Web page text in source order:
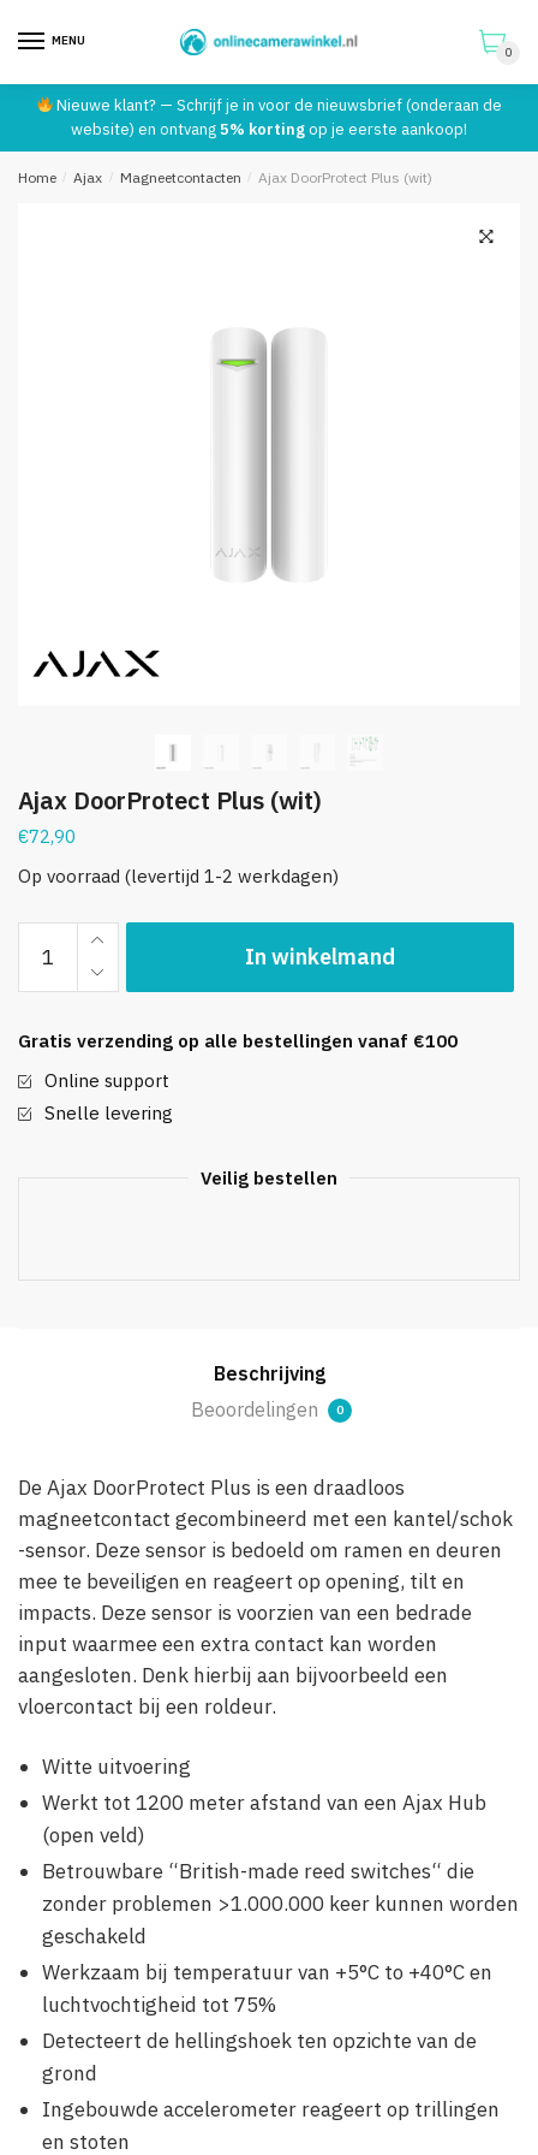
navigation
content
MENU
0
Nieuwe klant? — Schrijf je in voor de nieuwsbrief (onderaan de
website) en ontvang5% kortingop je eerste aankoop!
Home / Ajax / Magneetcontacten / Ajax DoorProtect Plus (wit)
Ajax DoorProtect Plus (wit)
€72,90
Op voorraad (levertijd 1-2 werkdagen)
DoorProtect
Plus
aantal
In winkelmand
Gratis verzending op alle bestellingen vanaf €100
Online support
Snelle levering
Veilig bestellen
Telefoonnummer:
Verstuur
Beschrijving
Beoordelingen
0
De Ajax DoorProtect Plus is een draadloos
magneetcontact gecombineerd met een kantel/schok
-sensor. Deze sensor is bedoeld om ramen en deuren
mee te beveiligen en reageert op opening, tilt en
impacts. Deze sensor is voorzien van een bedrade
input waarmee een extra contact kan worden
aangesloten. Denk hierbij aan bijvoorbeeld een
vloercontact bij een roldeur.
Witte uitvoering
Werkt tot 1200 meter afstand van een Ajax Hub
(open veld)
Betrouwbare “British-made reed switches“ die
zonder problemen >1.000.000 keer kunnen worden
geschakeld
Werkzaam bij temperatuur van +5°С to +40°С en
luchtvochtigheid tot 75%
Detecteert de hellingshoek ten opzichte van de
grond
Ingebouwde accelerometer reageert op trillingen
en stoten